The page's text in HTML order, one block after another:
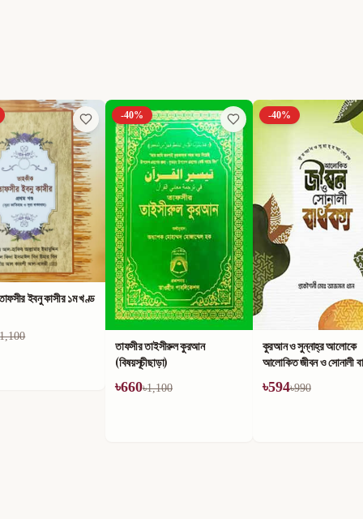
ইবনু কাসীর ১ম খণ্ড
1,100
-40%
তাফসীর তাইসীরুল কুরআন
(বিষয়সূচীছাড়া)
৳660৳1,100
-40%
কুরআন ও সুন্নাহ্‌র আলোকে
আলোকিত জীবন ও সোনালী
৳594৳990